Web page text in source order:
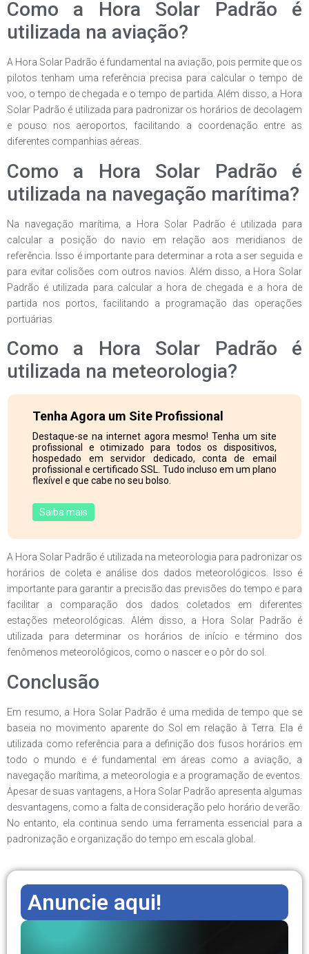
Como a Hora Solar Padrão é
utilizada na aviação?
A Hora Solar Padrão é fundamental na aviação, pois permite que os
pilotos tenham uma referência precisa para calcular o tempo de
voo, o tempo de chegada e o tempo de partida. Além disso, a Hora
Solar Padrão é utilizada para padronizar os horários de decolagem
e pouso nos aeroportos, facilitando a coordenação entre as
diferentes companhias aéreas.
Como a Hora Solar Padrão é
utilizada na navegação marítima?
Na navegação marítima, a Hora Solar Padrão é utilizada para
calcular a posição do navio em relação aos meridianos de
referência. Isso é importante para determinar a rota a ser seguida e
para evitar colisões com outros navios. Além disso, a Hora Solar
Padrão é utilizada para calcular a hora de chegada e a hora de
partida nos portos, facilitando a programação das operações
portuárias.
Como a Hora Solar Padrão é
utilizada na meteorologia?
Tenha Agora um Site Profissional
Destaque-se na internet agora mesmo! Tenha um site
profissional e otimizado para todos os dispositivos,
hospedado em servidor dedicado, conta de email
profissional e certificado SSL. Tudo incluso em um plano
flexível e que cabe no seu bolso.
Saiba mais
A Hora Solar Padrão é utilizada na meteorologia para padronizar os
horários de coleta e análise dos dados meteorológicos. Isso é
importante para garantir a precisão das previsões do tempo e para
facilitar a comparação dos dados coletados em diferentes
estações meteorológicas. Além disso, a Hora Solar Padrão é
utilizada para determinar os horários de início e término dos
fenômenos meteorológicos, como o nascer e o pôr do sol.
Conclusão
Em resumo, a Hora Solar Padrão é uma medida de tempo que se
baseia no movimento aparente do Sol em relação à Terra. Ela é
utilizada como referência para a definição dos fusos horários em
todo o mundo e é fundamental em áreas como a aviação, a
navegação marítima, a meteorologia e a programação de eventos.
Apesar de suas vantagens, a Hora Solar Padrão apresenta algumas
desvantagens, como a falta de consideração pelo horário de verão.
No entanto, ela continua sendo uma ferramenta essencial para a
padronização e organização do tempo em escala global.
Anuncie aqui!